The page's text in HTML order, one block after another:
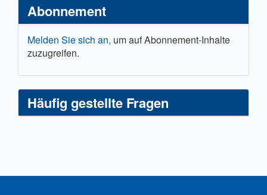
Abonnement
Melden Sie sich an, um auf Abonnement-Inhalte
zuzugreifen.
Häufig gestellte Fragen